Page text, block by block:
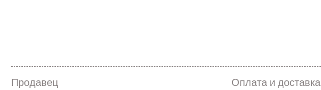
Продавец Оплата и доставка